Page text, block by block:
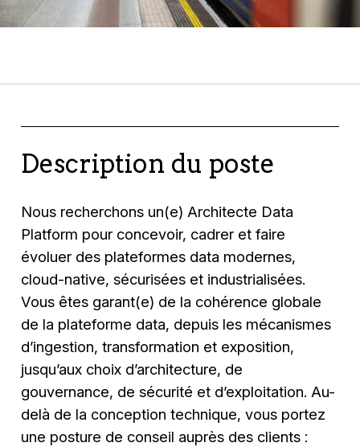
Description du poste
Nous recherchons un(e) Architecte Data
Platform pour concevoir, cadrer et faire
évoluer des plateformes data modernes,
cloud-native, sécurisées et industrialisées.
Vous êtes garant(e) de la cohérence globale
de la plateforme data, depuis les mécanismes
d’ingestion, transformation et exposition,
jusqu’aux choix d’architecture, de
gouvernance, de sécurité et d’exploitation. Au-
delà de la conception technique, vous portez
une posture de conseil auprès des clients :